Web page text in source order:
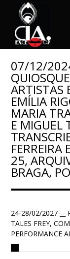
07/12/
ARTISTAS
EMÍLIA
MARIA
E MIGUEL
FERREIRA
25,
BRAGA,
24-28/02/2027 __
TALES FREY,
PERFORMANCE